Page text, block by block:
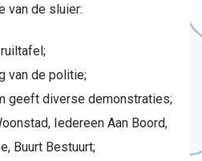
van de sluier:
van de politie;
geeft diverse demonstraties;
Iedereen Aan Boord,
Buurt Bestuurt;